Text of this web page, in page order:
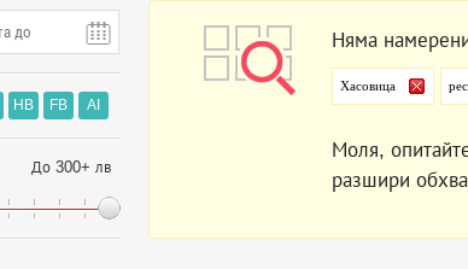
HB FB AI
До 300+ лв
Няма
Хасовица
Моля,
разшири